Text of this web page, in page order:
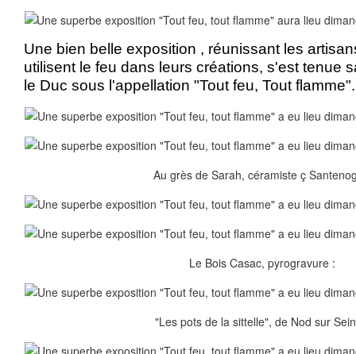
Une bien belle exposition , réunissant les
utilisent le feu dans leurs créations, s'est tenue
le Duc sous l'appellation "Tout feu, Tout flamme".
Au grès de Sarah, céramiste ç
Le Bois Casac, pyrogravure :
"Les pots de la sittelle", de Nod sur